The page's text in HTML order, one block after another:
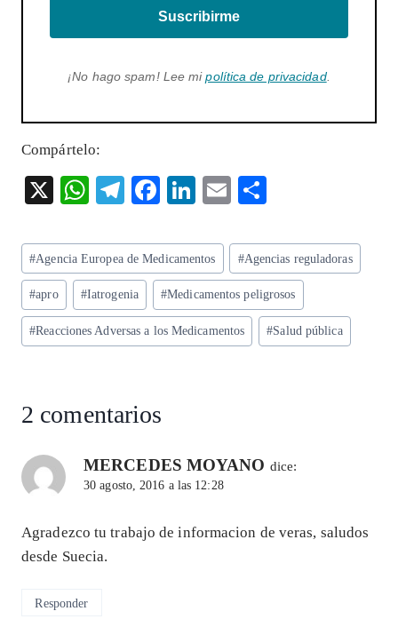
Suscribirme
¡No hago spam! Lee mipolítica de privacidad.
Compártelo:
X
W
ts
A
p
p
T
eg
ra
m
F
eb
o
o
k
Li
ke
dI
n
E
ai
l
re
Etiquetas
de
la
entrada:
#Agencia Europea de Medicamentos #Agencias reguladoras
#apro #Iatrogenia #Medicamentos peligrosos
#Reacciones Adversas a los Medicamentos #Salud pública
2 comentarios
MERCEDES MOYANO dice:
30 agosto, 2016 a las 12:28
Agradezco tu trabajo de informacion de veras, saludos
desde Suecia.
Responder